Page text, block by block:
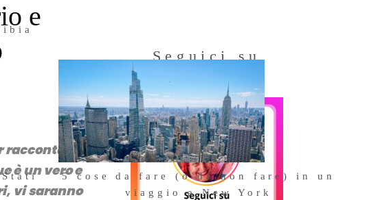
5 cose da fare (o da non fare) in un
viaggio a New York
e
raccontarci
è un vero e
vi saranno
Seguici su
Instagram